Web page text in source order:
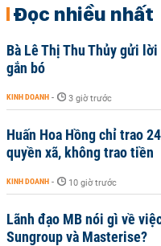
Đọc nhiều nhất
Bà Lê Thị Thu Thủy gửi
gắn bó
KINH DOANH - 3 giờ trước
Huấn Hoa Hồng chỉ trao
quyền xã, không trao tiền
KINH DOANH - 10 giờ trước
Lãnh đạo MB nói gì về
Sungroup và Masterise?